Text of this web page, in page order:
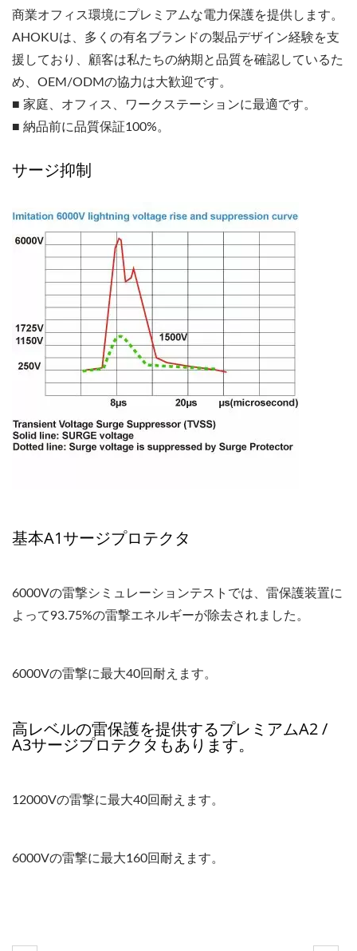
商業オフィス環境にプレミアムな電力保護を提供します。
AHOKUは、多くの有名ブランドの製品デザイン経験を支
援しており、顧客は私たちの納期と品質を確認しているた
め、OEM/ODMの協力は大歓迎です。
■ 家庭、オフィス、ワークステーションに最適です。
■ 納品前に品質保証100%。
サージ抑制
基本A1サージプロテクタ
6000Vの雷撃シミュレーションテストでは、雷保護装置に
よって93.75%の雷撃エネルギーが除去されました。
6000Vの雷撃に最大40回耐えます。
高レベルの雷保護を提供するプレミアムA2 /
A3サージプロテクタもあります。
12000Vの雷撃に最大40回耐えます。
6000Vの雷撃に最大160回耐えます。